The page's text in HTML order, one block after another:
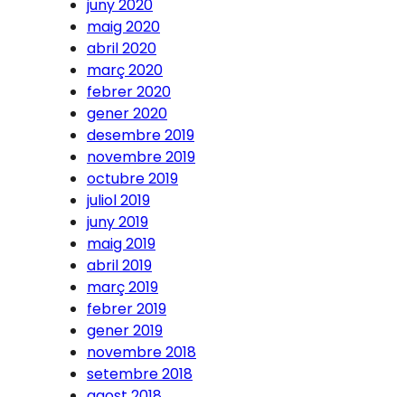
juny 2020
maig 2020
abril 2020
març 2020
febrer 2020
gener 2020
desembre 2019
novembre 2019
octubre 2019
juliol 2019
juny 2019
maig 2019
abril 2019
març 2019
febrer 2019
gener 2019
novembre 2018
setembre 2018